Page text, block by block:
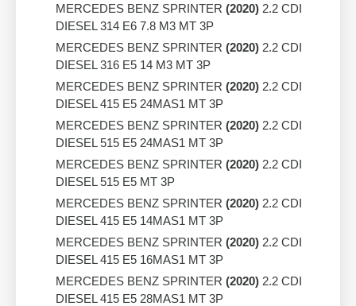
MERCEDES BENZ SPRINTER (2020) 2.2 CDI
DIESEL 314 E6 7.8 M3 MT 3P
MERCEDES BENZ SPRINTER (2020) 2.2 CDI
DIESEL 316 E5 14 M3 MT 3P
MERCEDES BENZ SPRINTER (2020) 2.2 CDI
DIESEL 415 E5 24MAS1 MT 3P
MERCEDES BENZ SPRINTER (2020) 2.2 CDI
DIESEL 515 E5 24MAS1 MT 3P
MERCEDES BENZ SPRINTER (2020) 2.2 CDI
DIESEL 515 E5 MT 3P
MERCEDES BENZ SPRINTER (2020) 2.2 CDI
DIESEL 415 E5 14MAS1 MT 3P
MERCEDES BENZ SPRINTER (2020) 2.2 CDI
DIESEL 415 E5 16MAS1 MT 3P
MERCEDES BENZ SPRINTER (2020) 2.2 CDI
DIESEL 415 E5 28MAS1 MT 3P